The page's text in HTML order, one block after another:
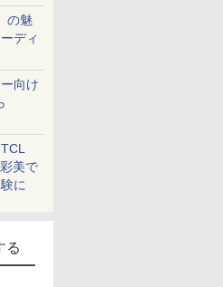
の魅
ディ
向け
美で
に
る